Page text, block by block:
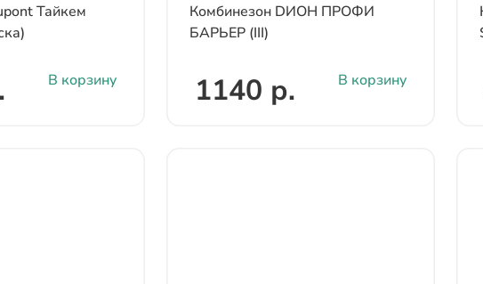
Тайкем
В корзину
Комбинезон DИОН ПРОФИ
БАРЬЕР (III)
1140 р. В корзину